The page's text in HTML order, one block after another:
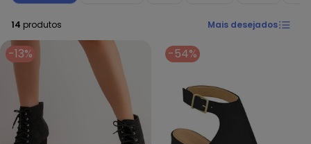
14 produtos Mais desejados
-13% -54%